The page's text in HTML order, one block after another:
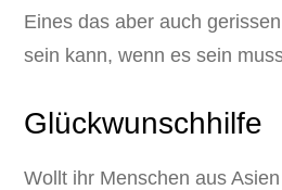
Eines das aber auch
sein kann, wenn es sein
Glückwunschhilfe
Wollt ihr Menschen aus